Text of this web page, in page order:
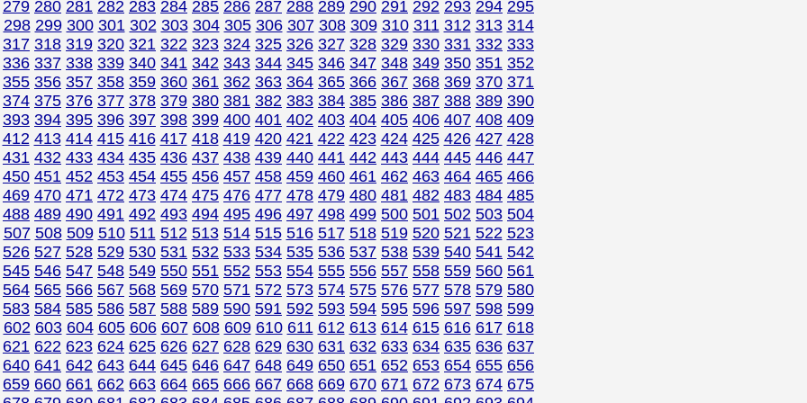
279 280 281 282 283 284 285 286 287 288 289 290 291 292 293 294 295
298 299 300 301 302 303 304 305 306 307 308 309 310 311 312 313 314
317 318 319 320 321 322 323 324 325 326 327 328 329 330 331 332 333
336 337 338 339 340 341 342 343 344 345 346 347 348 349 350 351 352
355 356 357 358 359 360 361 362 363 364 365 366 367 368 369 370 371
374 375 376 377 378 379 380 381 382 383 384 385 386 387 388 389 390
393 394 395 396 397 398 399 400 401 402 403 404 405 406 407 408 409
412 413 414 415 416 417 418 419 420 421 422 423 424 425 426 427 428
431 432 433 434 435 436 437 438 439 440 441 442 443 444 445 446 447
450 451 452 453 454 455 456 457 458 459 460 461 462 463 464 465 466
469 470 471 472 473 474 475 476 477 478 479 480 481 482 483 484 485
488 489 490 491 492 493 494 495 496 497 498 499 500 501 502 503 504
507 508 509 510 511 512 513 514 515 516 517 518 519 520 521 522 523
526 527 528 529 530 531 532 533 534 535 536 537 538 539 540 541 542
545 546 547 548 549 550 551 552 553 554 555 556 557 558 559 560 561
564 565 566 567 568 569 570 571 572 573 574 575 576 577 578 579 580
583 584 585 586 587 588 589 590 591 592 593 594 595 596 597 598 599
602 603 604 605 606 607 608 609 610 611 612 613 614 615 616 617 618
621 622 623 624 625 626 627 628 629 630 631 632 633 634 635 636 637
640 641 642 643 644 645 646 647 648 649 650 651 652 653 654 655 656
659 660 661 662 663 664 665 666 667 668 669 670 671 672 673 674 675